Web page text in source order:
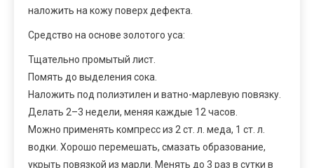
наложить на кожу поверх дефекта.
Средство на основе золотого уса:
Тщательно промытый лист.
Помять до выделения сока.
Наложить под полиэтилен и ватно-марлевую повязку.
Делать 2–3 недели, меняя каждые 12 часов.
Можно применять компресс из 2 ст. л. меда, 1 ст. л.
водки. Хорошо перемешать, смазать образование,
укрыть повязкой из марли. Менять до 3 раз в сутки в